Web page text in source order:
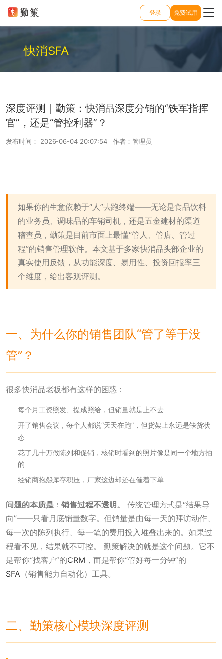
登录 免费试用
快消SFA
深度评测｜勤策：快消品深度分销的“铁军指挥
官”，还是“管控利器”？
发布时间： 2026-06-04 20:07:54 作者：管理员
如果你的生意依赖于“人”去跑终端——无论是食品饮料
的业务员、调味品的车销司机，还是五金建材的渠道
稽查员，勤策是目前市面上最懂“管人、管店、管过
程”的销售管理软件。本文基于多家快消品头部企业的
真实使用反馈，从功能深度、易用性、投资回报率三
个维度，给出客观评测。
一、为什么你的销售团队“管了等于没
管”？
很多快消品老板都有这样的困惑：
每个月工资照发、提成照给，但销量就是上不去
开了销售会议，每个人都说“天天在跑”，但货架上永远是缺货状
态
花了几十万做陈列和促销，核销时看到的照片像是同一个地方拍
的
经销商抱怨库存积压，厂家这边却还在催着下单
问题的本质是：销售过程不透明。
传统管理方式是“结果导
向”——只看月底销量数字。但销量是由每一天的拜访动作、
每一次的陈列执行、每一笔的费用投入堆叠出来的。如果过
程看不见，结果就不可控。 勤策解决的就是这个问题。它不
是帮你“找客户”的CRM ，而是帮你“管好每一分钟”的
SFA （销售能力自动化）工具。
二、勤策核心模块深度评测